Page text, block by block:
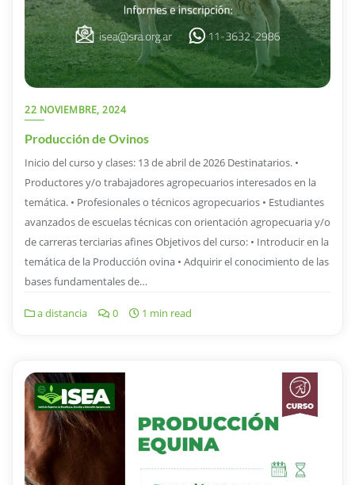
22 NOVIEMBRE, 2024
Producción de Ovinos
Inicio del curso y clases: 13 de abril de 2026 Destinatarios. •
Productores y/o trabajadores agropecuarios interesados en la
temática. • Profesionales o técnicos agropecuarios • Estudiantes
avanzados de escuelas técnicas con orientación agropecuaria y/o
de carreras terciarias afines Objetivos del curso: • Introducir en la
temática de la Producción ovina • Adquirir el conocimiento de las
bases fundamentales de…
a distancia 0 1 min read